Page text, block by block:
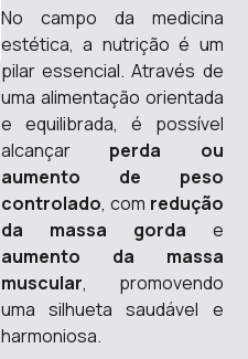
No campo da medicina
estética, a nutrição é um
pilar essencial. Através de
uma alimentação orientada
e equilibrada, é possível
alcançar perda ou
aumento de peso
controlado, com redução
da massa gorda e
aumento da massa
muscular, promovendo
uma silhueta saudável e
harmoniosa.